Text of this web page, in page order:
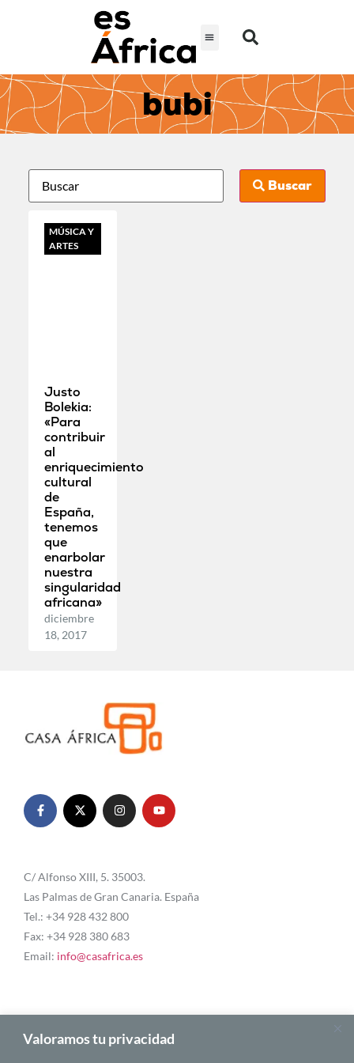
Valoramos tu privacidad
bubi
Buscar
MÚSICA Y
ARTES
Justo
Bolekia:
«Para
contribuir
al
enriquecimiento
cultural
de
España,
tenemos
que
enarbolar
nuestra
singularidad
africana»
diciembre
18, 2017
C/ Alfonso XIII, 5. 35003.
Las Palmas de Gran Canaria. España
Tel.: +34 928 432 800
Fax: +34 928 380 683
Email: info@casafrica.es
Blog